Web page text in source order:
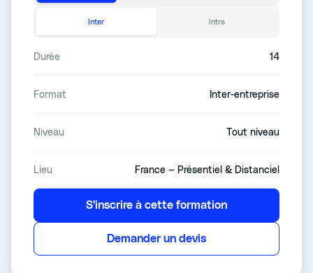
Inter Intra
Durée 14
Format Inter-entreprise
Niveau Tout niveau
Lieu France — Présentiel & Distanciel
S'inscrire à cette formation
Demander un devis